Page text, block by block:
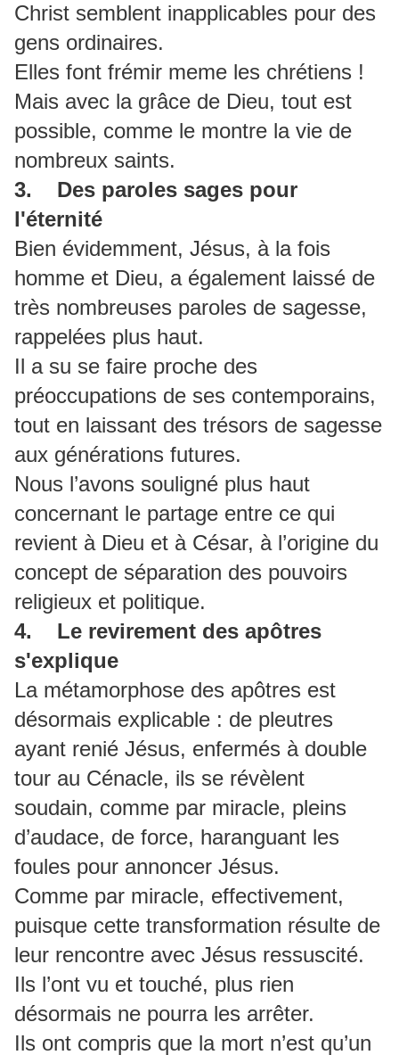
Christ semblent inapplicables pour des
gens ordinaires.
Elles font frémir meme les chrétiens !
Mais avec la grâce de Dieu, tout est
possible, comme le montre la vie de
nombreux saints.
3. Des paroles sages pour
l'éternité
Bien évidemment, Jésus, à la fois
homme et Dieu, a également laissé de
très nombreuses paroles de sagesse,
rappelées plus haut.
Il a su se faire proche des
préoccupations de ses contemporains,
tout en laissant des trésors de sagesse
aux générations futures.
Nous l’avons souligné plus haut
concernant le partage entre ce qui
revient à Dieu et à César, à l’origine du
concept de séparation des pouvoirs
religieux et politique.
4. Le revirement des apôtres
s'explique
La métamorphose des apôtres est
désormais explicable : de pleutres
ayant renié Jésus, enfermés à double
tour au Cénacle, ils se révèlent
soudain, comme par miracle, pleins
d’audace, de force, haranguant les
foules pour annoncer Jésus.
Comme par miracle, effectivement,
puisque cette transformation résulte de
leur rencontre avec Jésus ressuscité.
Ils l’ont vu et touché, plus rien
désormais ne pourra les arrêter.
Ils ont compris que la mort n’est qu’un